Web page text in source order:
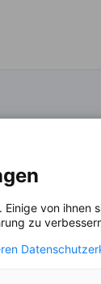
von ihnen
zu